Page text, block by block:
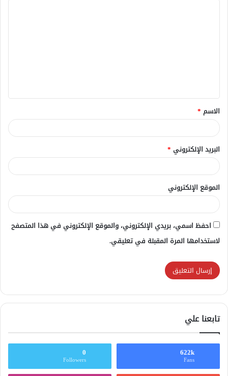
ق
*
الاسم *
البريد الإلكتروني *
الموقع الإلكتروني
احفظ اسمي، بريدي الإلكتروني، والموقع الإلكتروني في هذا المتصفح
لاستخدامها المرة المقبلة في تعليقي.
تابعنا علي
622k
Fans
0
Followers